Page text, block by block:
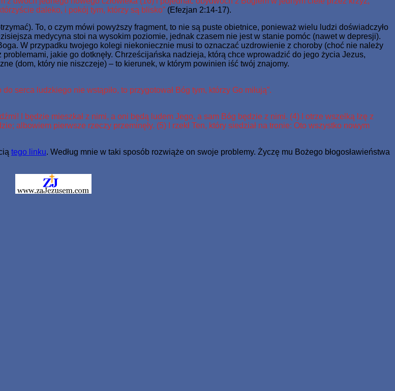
daleko, i pokój tym, którzy są blisko” (Efezjan 2:14-17).
To, o czym mówi powyższy fragment, to nie są puste obietnice, ponieważ wielu ludzi doświadczyło
medycyna stoi na wysokim poziomie, jednak czasem nie jest w stanie pomóc (nawet w depresji).
W przypadku twojego kolegi niekoniecznie musi to oznaczać uzdrowienie z choroby (choć nie należy
jakie go dotknęły. Chrześcijańska nadzieja, którą chce wprowadzić do jego życia Jezus,
(dom, który nie niszczeje) – to kierunek, w którym powinien iść twój znajomy.
serca ludzkiego nie wstąpiło, to przygotował Bóg tym, którzy Go miłują”.
I będzie mieszkał z nimi, a oni będą ludem Jego, a sam Bóg będzie z nimi. (4) I otrze wszelką łzę z
albowiem pierwsze rzeczy przeminęły. (5) I rzekł Ten, który siedział na tronie: Oto wszystko nowym
tego linku. Według mnie w taki sposób rozwiąże on swoje problemy. Życzę mu Bożego błogosławieństwa